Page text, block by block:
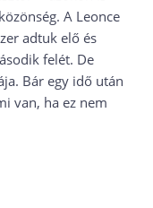
A Leonce
adtuk elő és
felét. De
Bár egy idő után
van, ha ez nem